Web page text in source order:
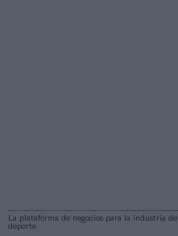
La plataforma de negocios para la industria del
deporte